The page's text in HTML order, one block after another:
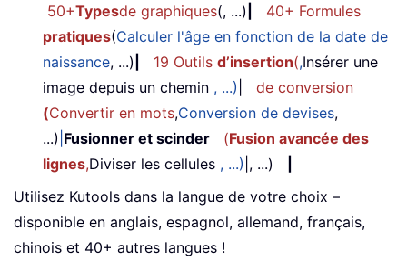
50+Typesde graphiques(, ...)
40+ Formules
pratiques(Calculer l'âge en fonction de la date de
naissance, ...) 19 Outils d’insertion(,Insérer une
image depuis un chemin , ...)
de conversion
(Convertir en mots,Conversion de devises,
...) Fusionner et scinder (Fusion avancée des
lignes,Diviser les cellules , ...) |, ...)
Utilisez Kutools dans la langue de votre choix –
disponible en anglais, espagnol, allemand, français,
chinois et 40+ autres langues !